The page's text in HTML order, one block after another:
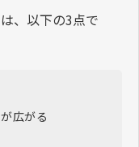
、以下の3点で
広がる